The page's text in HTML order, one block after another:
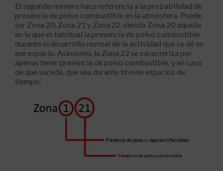
El segundo número hace referencia a la probabilidad de
presencia de polvo combustible en la atmósfera. Puede
ser Zona 20, Zona 21 y Zona 22, siendo Zona 20 aquella
en la que es habitual la presencia de polvo combustible
durante el desarrollo normal de la actividad que se dé en
ese espacio. Asimismo, la Zona 22 se caracteriza por
apenas tener presencia de polvo combustible, y en caso
de que suceda, que sea durante breves espacios de
tiempo.